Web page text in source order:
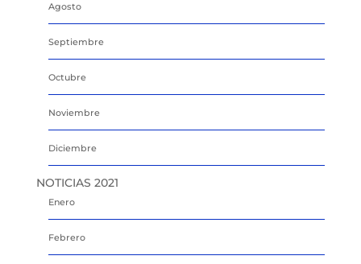
Agosto
Septiembre
Octubre
Noviembre
Diciembre
NOTICIAS 2021
Enero
Febrero